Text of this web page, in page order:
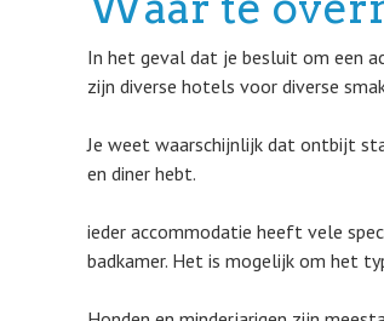
In het geval dat je besluit om een
zijn diverse hotels voor diverse
Je weet waarschijnlijk dat ontbijt
en diner hebt.
ieder accommodatie heeft vele
badkamer. Het is mogelijk om het